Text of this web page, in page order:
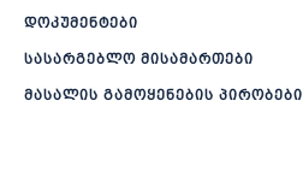
დოკუმენტები
სასარგებლო მისამართები
მასალის გამოყენების პირობები